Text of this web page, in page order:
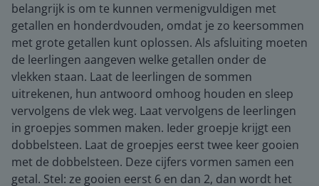
belangrijk is om te kunnen vermenigvuldigen met
getallen en honderdvouden, omdat je zo keersommen
met grote getallen kunt oplossen. Als afsluiting moeten
de leerlingen aangeven welke getallen onder de
vlekken staan. Laat de leerlingen de sommen
uitrekenen, hun antwoord omhoog houden en sleep
vervolgens de vlek weg. Laat vervolgens de leerlingen
in groepjes sommen maken. Ieder groepje krijgt een
dobbelsteen. Laat de groepjes eerst twee keer gooien
met de dobbelsteen. Deze cijfers vormen samen een
getal. Stel: ze gooien eerst 6 en dan 2, dan wordt het